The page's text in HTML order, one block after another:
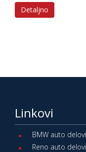
Detaljno
Linkovi
BMW auto delovi
Reno auto delovi